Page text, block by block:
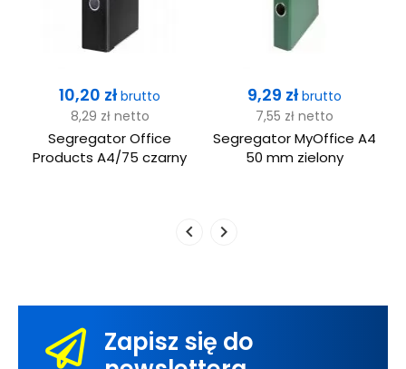
Cena
10,20 złbrutto
8,29 zł netto
Segregator Office
Products A4/75 czarny
Cena
9,29 zł brutto
7,55 zł netto
Segregator MyOffice A4
50 mm zielony
Zapisz się do